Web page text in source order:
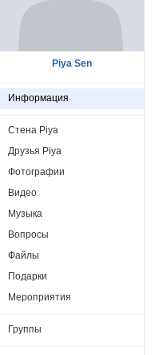
Piya Sen
Информация
Стена Piya
Друзья Piya
Фотографии
Видео
Музыка
Вопросы
Файлы
Подарки
Мероприятия
Группы